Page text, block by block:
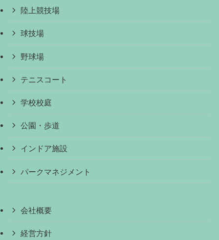
陸上競技場
球技場
野球場
テニスコート
学校校庭
公園・歩道
インドア施設
パークマネジメント
会社概要
経営方針